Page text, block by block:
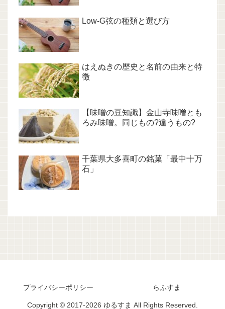
Low-G弦の種類と選び方
はえぬきの歴史と名前の由来と特
徴
【味噌の豆知識】金山寺味噌とも
ろみ味噌。同じもの?違うもの?
千葉県大多喜町の銘菓「最中十万
石」
プライバシーポリシー らふすま
Copyright © 2017-2026 ゆるすま All Rights Reserved.